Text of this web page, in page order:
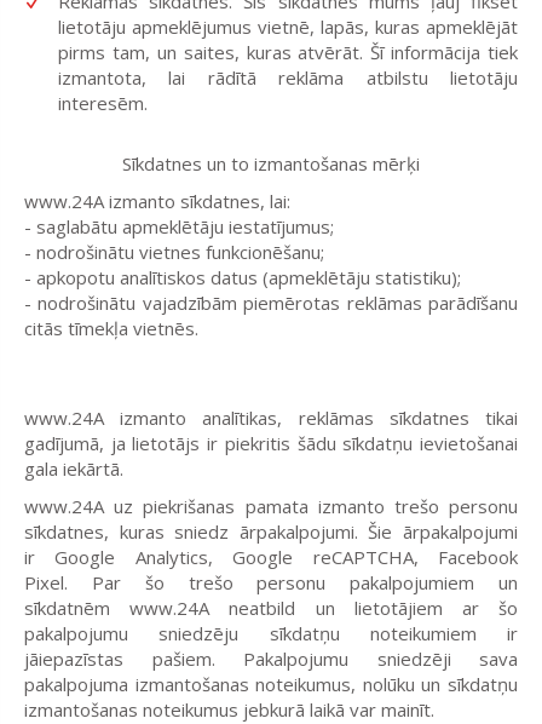
lietotāju apmeklējumus vietnē, lapās, kuras apmeklējāt
pirms tam, un saites, kuras atvērāt. Šī informācija tiek
izmantota, lai rādītā reklāma atbilstu lietotāju
interesēm.
Sīkdatnes un to izmantošanas mērķi
www.24Aizmanto sīkdatnes, lai:
- saglabātu apmeklētāju iestatījumus;
- nodrošinātu vietnes funkcionēšanu;
- apkopotu analītiskos datus (apmeklētāju statistiku);
- nodrošinātu vajadzībām piemērotas reklāmas parādīšanu
citās tīmekļa vietnēs.
www.24A izmanto analītikas, reklāmas sīkdatnes tikai
gadījumā, ja lietotājs ir piekritis šādu sīkdatņu ievietošanai
gala iekārtā.
www.24Auz piekrišanas pamata izmanto trešo personu
sīkdatnes, kuras sniedz ārpakalpojumi. Šie ārpakalpojumi
irGoogle Analytics, Google reCAPTCHA, Facebook
Pixel. Par šo trešo personu pakalpojumiem un
sīkdatnēmwww.24Aneatbild un lietotājiem ar šo
pakalpojumu sniedzēju sīkdatņu noteikumiem ir
jāiepazīstas pašiem. Pakalpojumu sniedzēji sava
pakalpojuma izmantošanas noteikumus, nolūku un sīkdatņu
izmantošanas noteikumus jebkurā laikā var mainīt.